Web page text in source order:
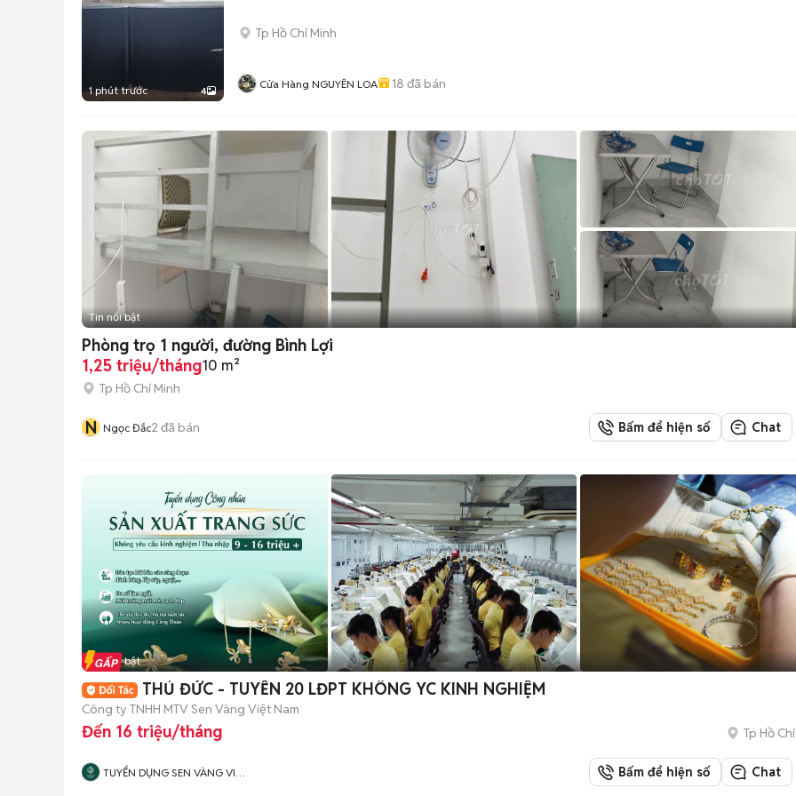
1 phút trước 4
Tp Hồ Chí Minh
Cửa Hàng NGUYÊN LOA 18 đã bán
Tin nổi bật
Phòng trọ 1 người, đường Bình Lợi
1,25 triệu/tháng10 m²
Tp Hồ Chí Minh
N Ngọc Đắc2 đã bán Bấm để hiện số Chat
Tin nổi bật
THỦ ĐỨC - TUYỂN 20 LĐPT KHÔNG YC KINH NGHIỆM
Công ty TNHH MTV Sen Vàng Việt Nam
Đến 16 triệu/tháng Tp Hồ
TUYỂN DỤNG SEN VÀNG VIỆT
Bấm để hiện số Chat